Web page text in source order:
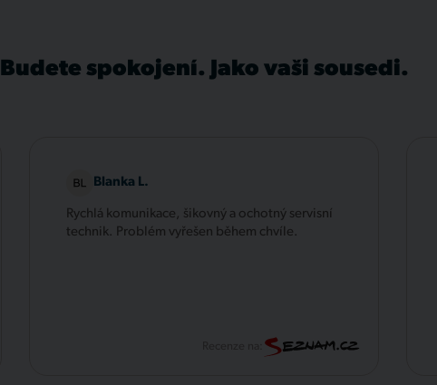
Budete spokojení. Jako vaši sousedi.
Blanka L.
Rychlá komunikace, šikovný a ochotný servisní
technik. Problém vyřešen během chvíle.